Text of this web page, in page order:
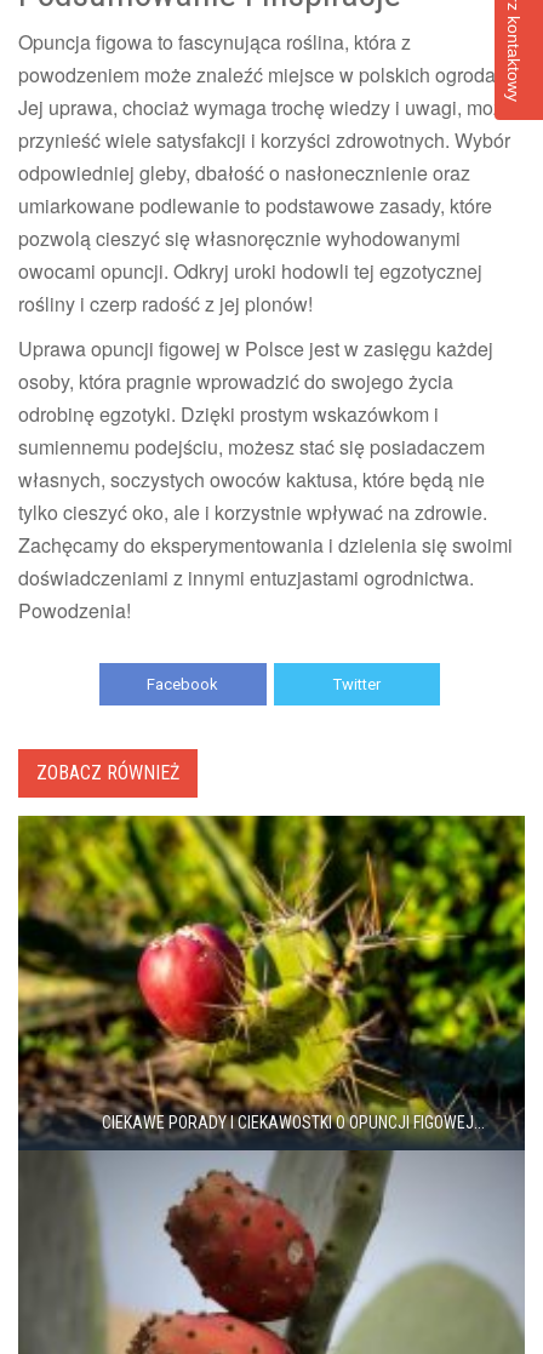
Opuncja figowa to fascynująca roślina, która z
powodzeniem może znaleźć miejsce w polskich ogrodach.
Jej uprawa, chociaż wymaga trochę wiedzy i uwagi, może
przynieść wiele satysfakcji i korzyści zdrowotnych. Wybór
odpowiedniej gleby, dbałość o nasłonecznienie oraz
umiarkowane podlewanie to podstawowe zasady, które
pozwolą cieszyć się własnoręcznie wyhodowanymi
owocami opuncji. Odkryj uroki hodowli tej egzotycznej
rośliny i czerp radość z jej plonów!
Uprawa opuncji figowej w Polsce jest w zasięgu każdej
osoby, która pragnie wprowadzić do swojego życia
odrobinę egzotyki. Dzięki prostym wskazówkom i
sumiennemu podejściu, możesz stać się posiadaczem
własnych, soczystych owoców kaktusa, które będą nie
tylko cieszyć oko, ale i korzystnie wpływać na zdrowie.
Zachęcamy do eksperymentowania i dzielenia się swoimi
doświadczeniami z innymi entuzjastami ogrodnictwa.
Powodzenia!
Facebook Twitter
ZOBACZ RÓWNIEŻ
CIEKAWE PORADY I CIEKAWOSTKI O OPUNCJI FIGOWEJ...